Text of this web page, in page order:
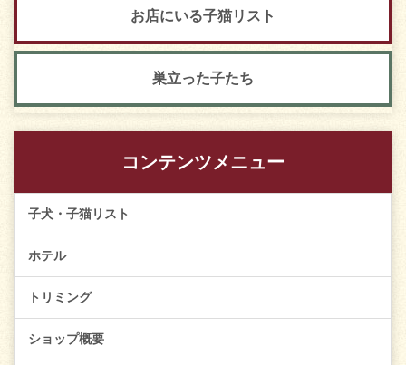
お店にいる子猫リスト
巣立った子たち
コンテンツメニュー
子犬・子猫リスト
ホテル
トリミング
ショップ概要